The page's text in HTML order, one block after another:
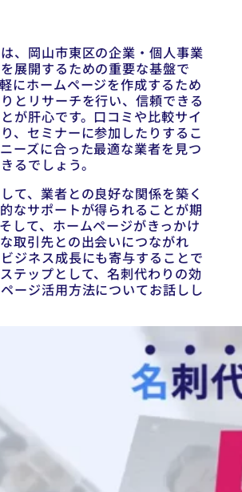
、岡山市東区の企業・個人事業
展開するための重要な基盤で
にホームページを作成するため
とリサーチを行い、信頼できる
が肝心です。口コミや比較サイ
、セミナーに参加したりするこ
ーズに合った最適な業者を見つ
るでしょう。
て、業者との良好な関係を築く
なサポートが得られることが期
して、ホームページがきっかけ
取引先との出会いにつながれ
ジネス成長にも寄与することで
テップとして、名刺代わりの効
ージ活用方法についてお話しし